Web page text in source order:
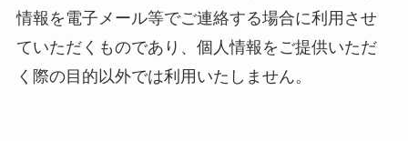
情報を電子メール等でご連絡する場合に利用させ
ていただくものであり、個人情報をご提供いただ
く際の目的以外では利用いたしません。